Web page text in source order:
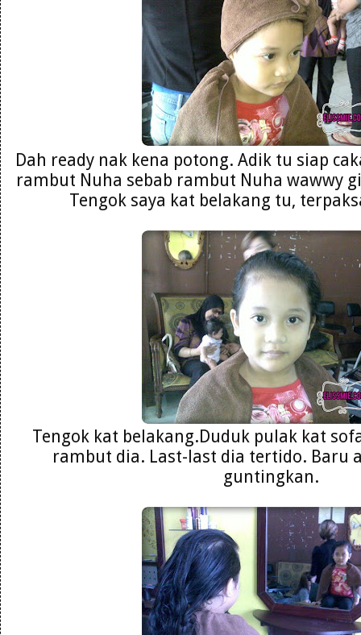
Dah ready nak kena potong. Adik tu siap
rambut Nuha sebab rambut Nuha wawwy
Tengok saya kat belakang tu,
Tengok kat belakang.Duduk pulak kat
rambut dia. Last-last dia tertido. Baru
guntingkan.